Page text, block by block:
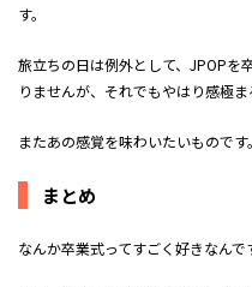
す。
旅立ちの日は例外として、JPOPを
りませんが、それでもやはり感極ま
またあの感覚を味わいたいものです。
まとめ
なんか卒業式ってすごく好きなんで